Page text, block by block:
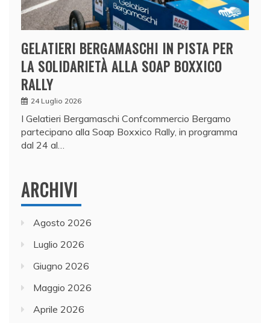
GELATIERI BERGAMASCHI IN PISTA PER
LA SOLIDARIETÀ ALLA SOAP BOXXICO
RALLY
24 Luglio 2026
I Gelatieri Bergamaschi Confcommercio Bergamo
partecipano alla Soap Boxxico Rally, in programma
dal 24 al…
ARCHIVI
Agosto 2026
Luglio 2026
Giugno 2026
Maggio 2026
Aprile 2026